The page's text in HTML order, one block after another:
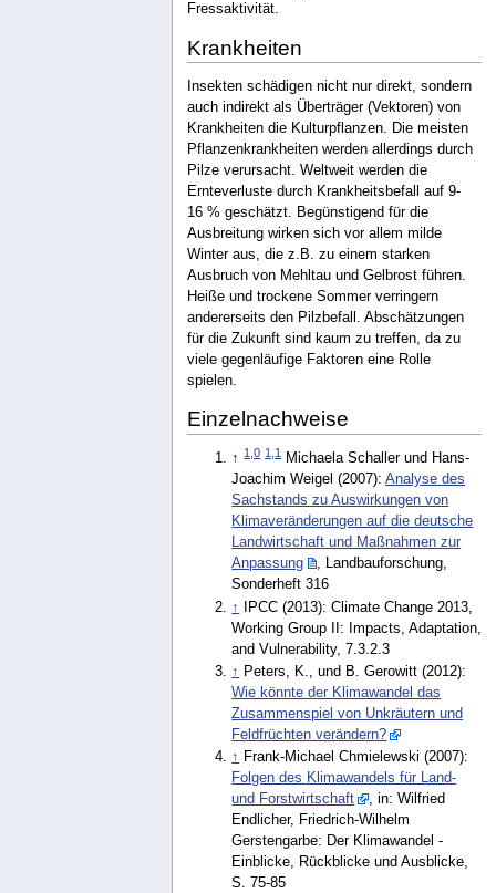
Fressaktivität.
Krankheiten
Insekten schädigen nicht nur direkt, sondern
auch indirekt als Überträger (Vektoren) von
Krankheiten die Kulturpflanzen. Die meisten
Pflanzenkrankheiten werden allerdings durch
Pilze verursacht. Weltweit werden die
Ernteverluste durch Krankheitsbefall auf 9-
16 % geschätzt. Begünstigend für die
Ausbreitung wirken sich vor allem milde
Winter aus, die z.B. zu einem starken
Ausbruch von Mehltau und Gelbrost führen.
Heiße und trockene Sommer verringern
andererseits den Pilzbefall. Abschätzungen
für die Zukunft sind kaum zu treffen, da zu
viele gegenläufige Faktoren eine Rolle
spielen.
Einzelnachweise
↑1,0 1,1
Michaela Schaller und Hans-
Joachim Weigel (2007):Analyse des
Sachstands zu Auswirkungen von
Klimaveränderungen auf die deutsche
Landwirtschaft und Maßnahmen zur
Anpassung
, Landbauforschung,
Sonderheft 316
↑
IPCC (2013): Climate Change 2013,
Working Group II: Impacts, Adaptation,
and Vulnerability, 7.3.2.3
↑ Peters, K., und B. Gerowitt (2012):
Wie könnte der Klimawandel das
Zusammenspiel von Unkräutern und
Feldfrüchten verändern?
↑ Frank-Michael Chmielewski (2007):
Folgen des Klimawandels für Land-
und Forstwirtschaft
, in: Wilfried
Endlicher, Friedrich-Wilhelm
Gerstengarbe: Der Klimawandel -
Einblicke, Rückblicke und Ausblicke,
S. 75-85